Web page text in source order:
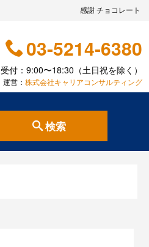
感謝 チョコレート
03-5214-6380
受付：9:00〜18:30（土日祝を除く）
運営：株式会社キャリアコンサルティング
検索